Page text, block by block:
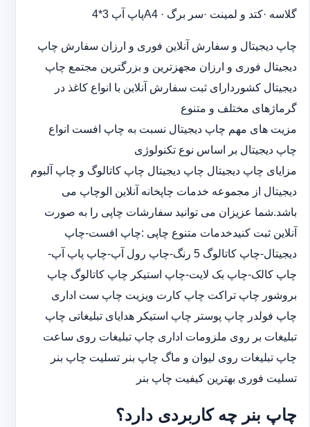
گلاسه ·‎کتد و لمینت ·‎سر برگ A4 ·‎پاپ آپ 3*4
چاپ دیجیتال و سفارش آنلاین فوری و ارزان سفارش چاپ
دیجیتال فوری و ارزان مجهزترین و بزرگترین مجتمع چاپ
دیجیتال کشوردارای ثبت سفارش آنلاین با انواع کاغذ در
گرماژهای مختلف و متنوع
مزیت های مهم چاپ دیجیتال نسبت به چاپ افست انواع
چاپ دیجیتال بر اساس نوع تکنولوژی
مزایای چاپ دیجیتال چاپ دیجیتال چاپ کاتالوگ و چاپ آلبوم
دیجیتال از مجموعه خدمات چاپخانه آنلاین الوچاپ می
باشد.شما عزیزان می توانید سفارشات چاپی را به صورت
آنلاین ثبت کنیدخدمات متنوع چاپی :چاپ افست-چاپ
دیجیتال-چاپ کاتالوگ 5 رنگ-چاپ رول آپ-چاپ پاپ آپ-
چاپ کالک-چاپ بک لایت-چاپ استیکر چاپ کاتالوگ چاپ
بروشور چاپ تراکت چاپ کارت ویزیت چاپ ست اداری
چاپ فولدر چاپ پوستر چاپ استیکر هدایای تبلیغاتی چاپ
تبلیغات بر روی ملزومات اداری چاپ تبلیغات روی ساعت
چاپ تبلیغات روی لیوان و ماگ چاپ بنر تسلیت چاپ بنر
تسلیت فوری بهترین کیفیت چاپ بنر
چاپ بنر چه کاربردی دارد؟